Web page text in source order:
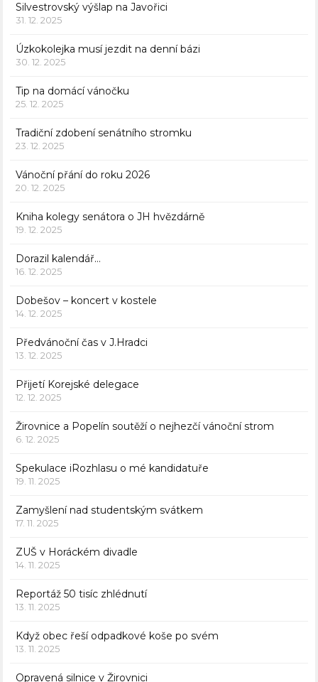
Silvestrovský výšlap na Javořici
31. 12. 2025
Úzkokolejka musí jezdit na denní bázi
30. 12. 2025
Tip na domácí vánočku
25. 12. 2025
Tradiční zdobení senátního stromku
23. 12. 2025
Vánoční přání do roku 2026
20. 12. 2025
Kniha kolegy senátora o JH hvězdárně
19. 12. 2025
Dorazil kalendář…
16. 12. 2025
Dobešov – koncert v kostele
14. 12. 2025
Předvánoční čas v J.Hradci
13. 12. 2025
Přijetí Korejské delegace
12. 12. 2025
Žirovnice a Popelín soutěží o nejhezčí vánoční strom
6. 12. 2025
Spekulace iRozhlasu o mé kandidatuře
19. 11. 2025
Zamyšlení nad studentským svátkem
17. 11. 2025
ZUŠ v Horáckém divadle
14. 11. 2025
Reportáž 50 tisíc zhlédnutí
13. 11. 2025
Když obec řeší odpadkové koše po svém
13. 11. 2025
Opravená silnice v Žirovnici